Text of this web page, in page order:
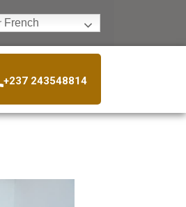
French
+237 243548814